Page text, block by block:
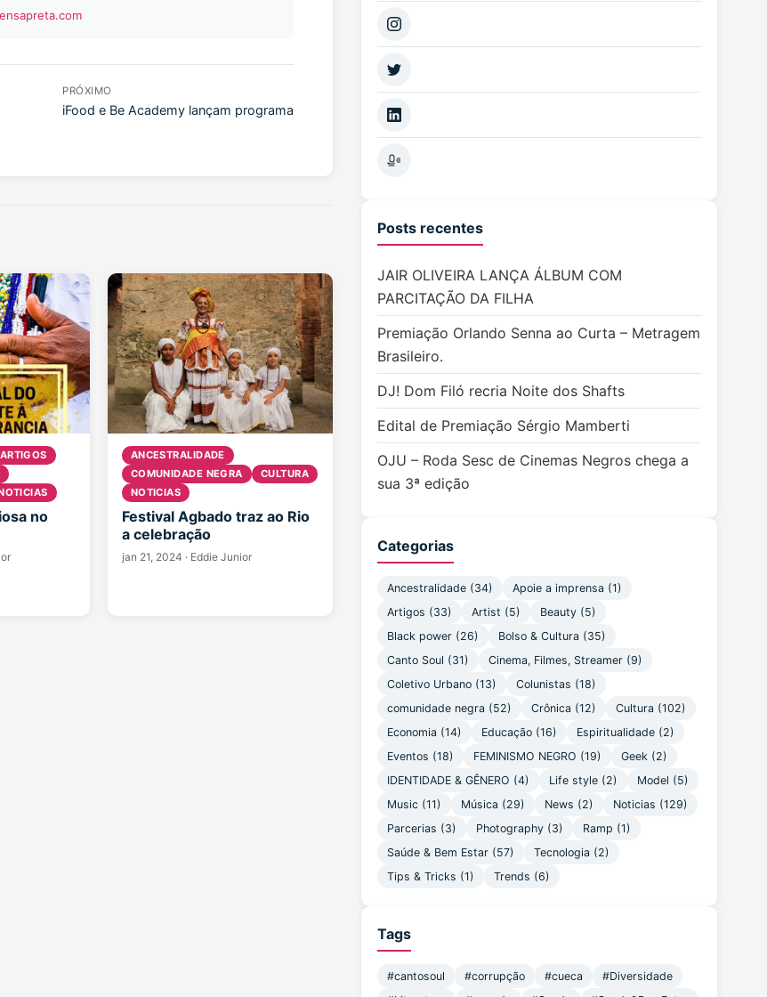
PRÓXIMO
iFood e Be Academy lançam programa
ARTIGOS
no
ANCESTRALIDADE
COMUNIDADE NEGRA
CULTURA
NOTICIAS
Festival Agbado traz ao Rio
a celebração
jan 21, 2024 · Eddie Junior
Posts recentes
JAIR OLIVEIRA LANÇA ÁLBUM COM
PARCITAÇÃO DA FILHA
Premiação Orlando Senna ao Curta – Metragem
Brasileiro.
DJ! Dom Filó recria Noite dos Shafts
Edital de Premiação Sérgio Mamberti
OJU – Roda Sesc de Cinemas Negros chega a
sua 3ª edição
Categorias
Ancestralidade (34)
Apoie a imprensa (1)
Artigos (33)
Artist (5)
Beauty (5)
Black power (26)
Bolso & Cultura (35)
Canto Soul (31)
Cinema, Filmes, Streamer (9)
Coletivo Urbano (13)
Colunistas (18)
comunidade negra (52)
Crônica (12)
Cultura (102)
Economia (14)
Educação (16)
Espiritualidade (2)
Eventos (18)
FEMINISMO NEGRO (19)
Geek (2)
IDENTIDADE & GÊNERO (4)
Life style (2)
Model (5)
Music (11)
Música (29) News (2)
Noticias (129)
Parcerias (3)
Photography (3)
Ramp (1)
Saúde & Bem Estar (57)
Tecnologia (2)
Tips & Tricks (1)
Trends (6)
Tags
#cantosoul #corrupção #cueca
#Diversidade